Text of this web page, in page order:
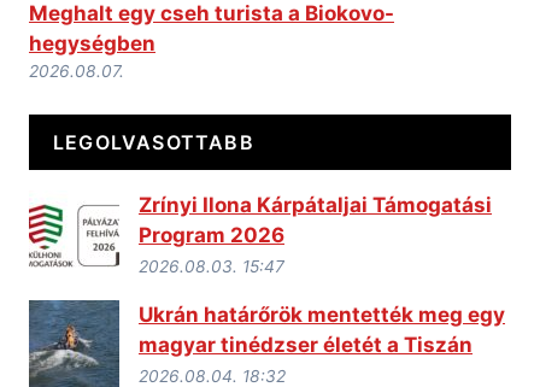
Meghalt egy cseh turista a Biokovo-
hegységben
2026.08.07.
LEGOLVASOTTABB
Zrínyi Ilona Kárpátaljai Támogatási
Program 2026
2026.08.03. 15:47
Ukrán határőrök mentették meg egy
magyar tinédzser életét a Tiszán
2026.08.04. 18:32